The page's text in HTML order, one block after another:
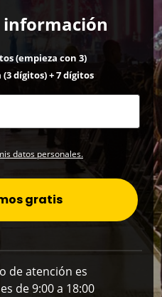
información
(empieza con 3)
(3 dígitos) + 7 dígitos
datos personales.
gratis
de atención es
de 9:00 a 18:00